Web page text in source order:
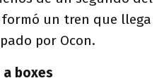
formó un tren que llega
por Ocon.
boxes